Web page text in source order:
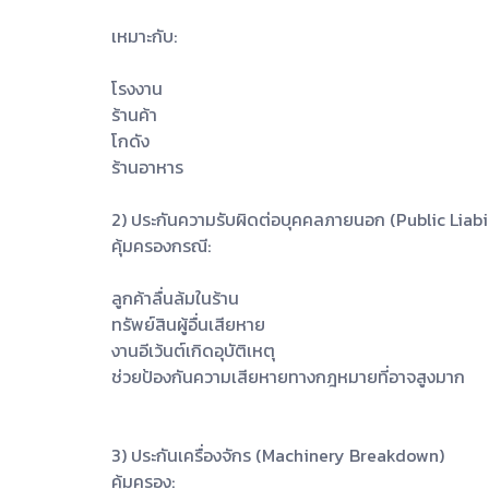
เหมาะกับ:
โรงงาน
ร้านค้า
โกดัง
ร้านอาหาร
2) ประกันความรับผิดต่อบุคคลภายนอก (Public
คุ้มครองกรณี:
ลูกค้าลื่นล้มในร้าน
ทรัพย์สินผู้อื่นเสียหาย
งานอีเว้นต์เกิดอุบัติเหตุ
ช่วยป้องกันความเสียหายทางกฎหมายที่อาจสูงมาก
3) ประกันเครื่องจักร (Machinery Breakdown)
คุ้มครอง: